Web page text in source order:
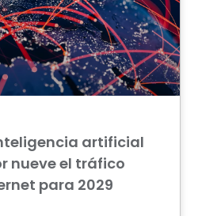
artificial
nueve el tráfico
para 2029